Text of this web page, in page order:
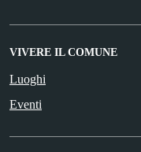
VIVERE IL COMUNE
Luoghi
Eventi